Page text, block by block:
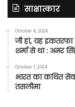
साक्षात्कार
October 4, 2024
जी हां, यह
शर्मा से था : अमर
October 1, 2024
भारत का कथित
तसलीमा